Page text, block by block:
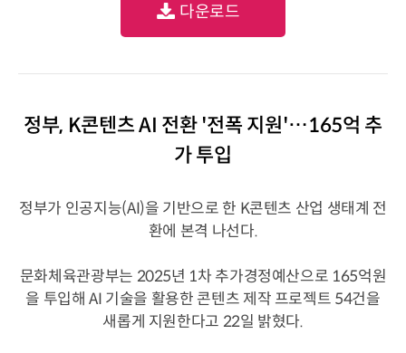
다운로드
정부, K콘텐츠 AI 전환 '전폭 지원'…165억 추
가 투입
정부가 인공지능(AI)을 기반으로 한 K콘텐츠 산업 생태계 전
환에 본격 나선다.
문화체육관광부는 2025년 1차 추가경정예산으로 165억원
을 투입해 AI 기술을 활용한 콘텐츠 제작 프로젝트 54건을
새롭게 지원한다고 22일 밝혔다.